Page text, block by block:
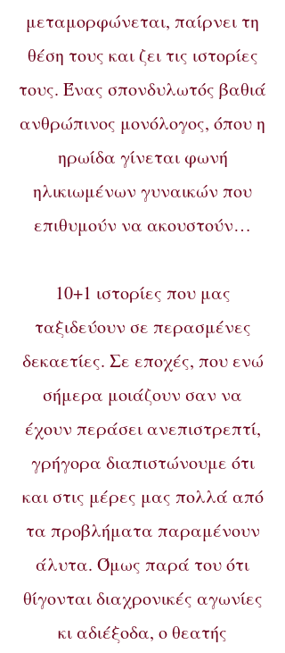
μεταμορφώνεται, παίρνει τη
θέση τους και ζει τις ιστορίες
τους. Ένας σπονδυλωτός βαθιά
ανθρώπινος μονόλογος, όπου η
ηρωίδα γίνεται φωνή
ηλικιωμένων γυναικών που
επιθυμούν να ακουστούν…
10+1 ιστορίες που μας
ταξιδεύουν σε περασμένες
δεκαετίες. Σε εποχές, που ενώ
σήμερα μοιάζουν σαν να
έχουν περάσει ανεπιστρεπτί,
γρήγορα διαπιστώνουμε ότι
και στις μέρες μας πολλά από
τα προβλήματα παραμένουν
άλυτα. Όμως παρά του ότι
θίγονται διαχρονικές αγωνίες
κι αδιέξοδα, ο θεατής